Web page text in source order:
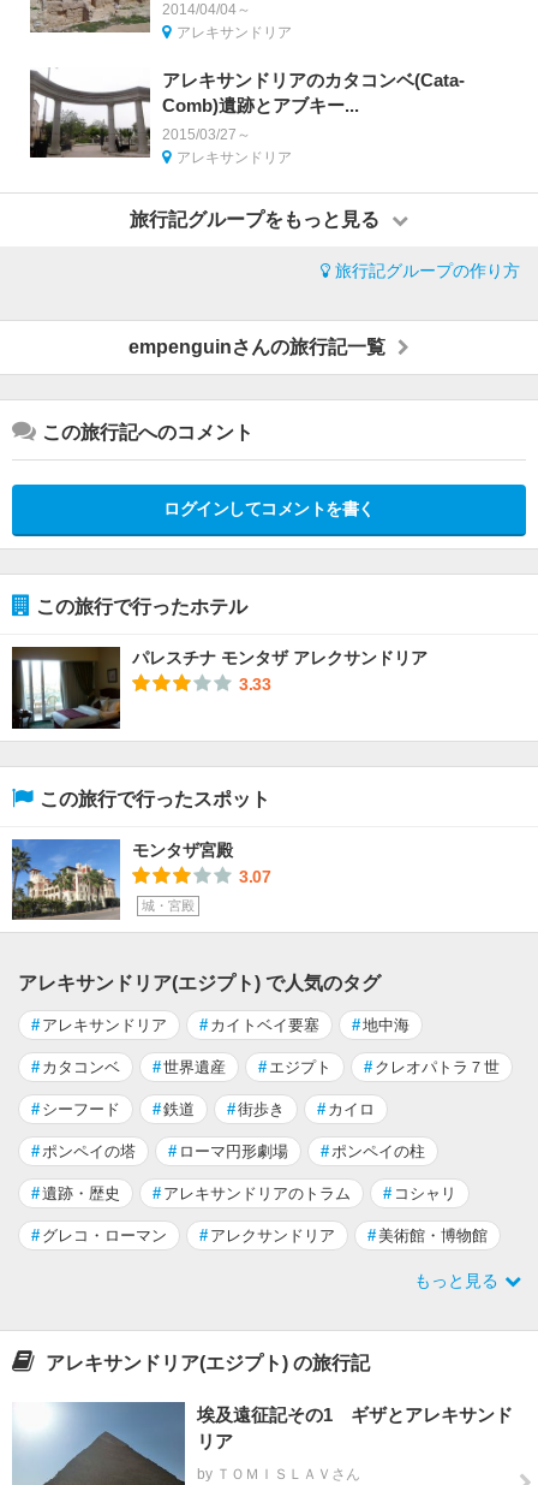
2014/04/04～
アレキサンドリア
アレキサンドリアのカタコンベ(Cata-
Comb)遺跡とアブキー...
2015/03/27～
アレキサンドリア
旅行記グループをもっと見る
旅行記グループの作り方
empenguinさんの旅行記一覧
この旅行記へのコメント
ログインしてコメントを書く
この旅行で行ったホテル
パレスチナ モンタザ アレクサンドリア
3.33
この旅行で行ったスポット
モンタザ宮殿
3.07
城・宮殿
アレキサンドリア(エジプト) で人気のタグ
# アレキサンドリア # カイトベイ要塞 #地中海
# カタコンベ #世界遺産 # エジプト # クレオパトラ７世
# シーフード #鉄道 #街歩き # カイロ
#ポンペイの塔 # ローマ円形劇場 #ポンペイの柱
#遺跡・歴史 # アレキサンドリアのトラム # コシャリ
# グレコ・ローマン # アレクサンドリア #美術館・博物館
もっと見る
アレキサンドリア(エジプト) の旅行記
埃及遠征記その1 ギザとアレキサンド
リア
by ＴＯＭＩＳＬＡＶさん